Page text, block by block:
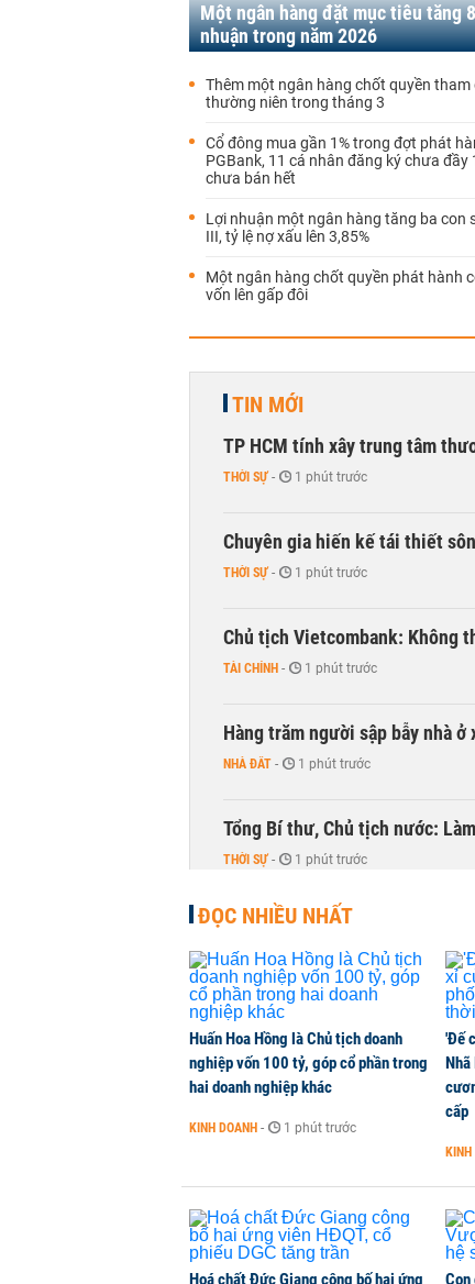
Một ngân hàng đặt mục tiêu tăng
nhuận trong năm 2026
Thêm một ngân hàng chốt quyền tham
thường niên trong tháng 3
Cổ đông mua gần 1% trong đợt phát
PGBank, 11 cá nhân đăng ký chưa đầy
chưa bán hết
Lợi nhuận một ngân hàng tăng ba con
III, tỷ lệ nợ xấu lên 3,85%
Một ngân hàng chốt quyền phát hành
vốn lên gấp đôi
TIN MỚI
TP HCM tính xây trung tâm
THỜI SỰ - 1 phút trước
Chuyên gia hiến kế tái thiết
THỜI SỰ - 1 phút trước
Chủ tịch Vietcombank: Không
TÀI CHÍNH - 1 phút trước
Hàng trăm người sập bẫy nhà ở
NHÀ ĐẤT - 1 phút trước
Tổng Bí thư, Chủ tịch nước:
THỜI SỰ - 1 phút trước
Quảng Ninh tính chi 80.000 tỷ
THỜI SỰ - 1 phút trước
Tổng Giám đốc MB: Tự tin
tỷ nếu tình hình thuận lợi
TÀI CHÍNH 1 phút trước
Khối tự doanh mạnh tay xả gần
ĐỌC NHIỀU NHẤT
Huấn Hoa Hồng là Chủ tịch doanh
nghiệp vốn 100 tỷ, góp cổ phần trong
hai doanh nghiệp khác
KINH DOANH - 1 phút trước
'Đế
cấp
KINH
Hoá chất Đức Giang công bố hai ứng